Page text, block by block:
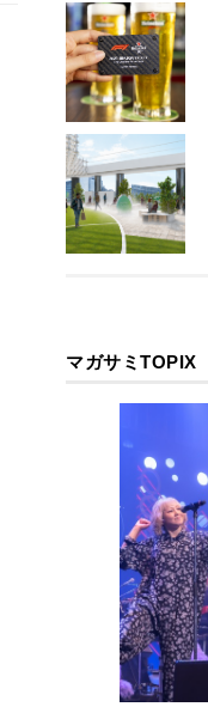
マガサミTOPIX